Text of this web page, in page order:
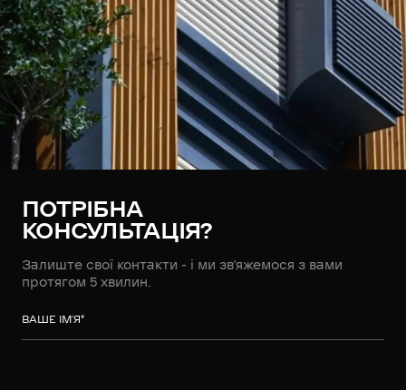
ПОТРІБНА
КОНСУЛЬТАЦІЯ?
Залиште свої контакти - і ми зв’яжемося з вами
протягом 5 хвилин.
ВАШЕ ІМ’Я*